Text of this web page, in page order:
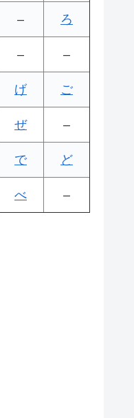
– ろ
– –
げ ご
ぜ –
で ど
べ –